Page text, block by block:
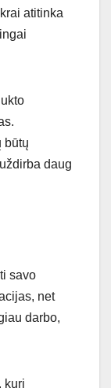
atitinka
būtų
daug
savo
net
darbo,
kurį